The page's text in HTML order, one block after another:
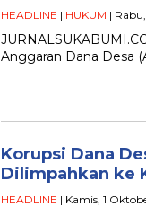
HEADLINE | HUKUM |
Anggaran Dana Desa
Korupsi Dana
Dilimpahkan ke
HEADLINE | Kamis, 1